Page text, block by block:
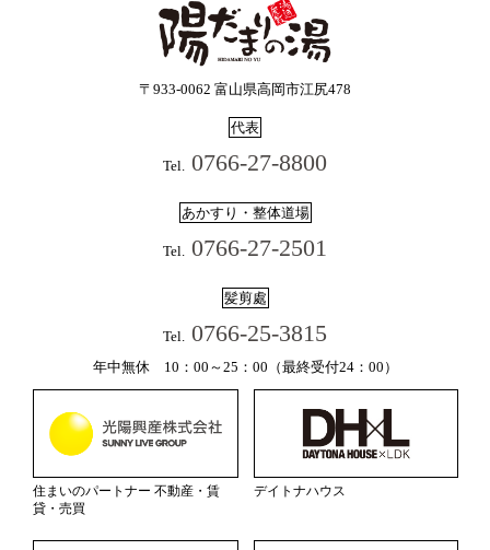
〒933-0062 富山県高岡市江尻478
代表
Tel. 0766-27-8800
あかすり・整体道場
Tel. 0766-27-2501
髪剪處
Tel. 0766-25-3815
年中無休 10：00～25：00（最終受付24：00）
住まいのパートナー 不動産・賃
貸・売買
デイトナハウス